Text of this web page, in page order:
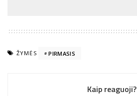
ŽYMĖS PIRMASIS
Kaip reaguoji?